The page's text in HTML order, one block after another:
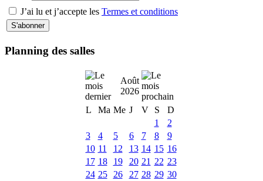
J’ai lu et j’accepte les Termes et conditions
Planning des salles
Août
2026
L
Ma Me J V S
D
1
2
3
4 5 6 7 8
9
10 11 12 13 14 15 16
17 18 19 20 21 22 23
24 25 26 27 28 29 30